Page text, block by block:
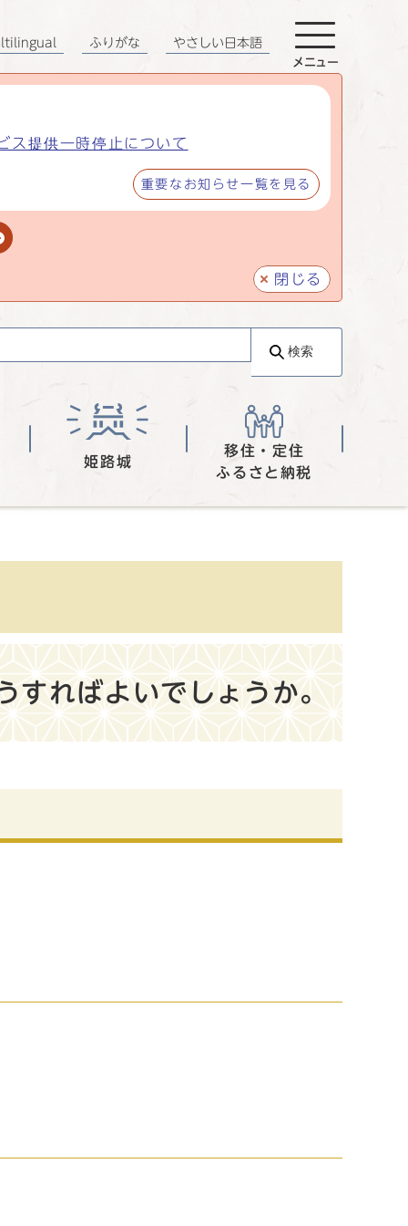
ス提供一時停止について
重要なお知らせ一覧を見る
閉じる
ふりがな やさしい日本語
メニュー
検索
姫路城
移住・定住
ふるさと納税
すればよいでしょうか。